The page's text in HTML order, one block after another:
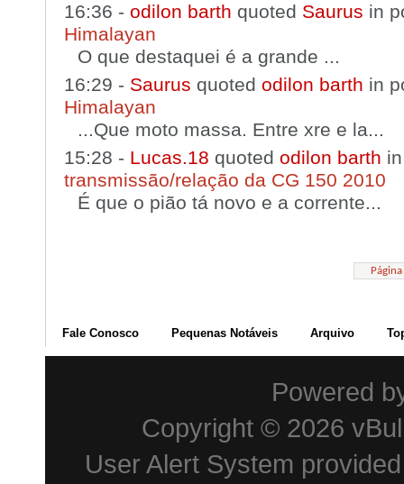
16:36 - odilon barth quoted Saurus in
Himalayan
O que destaquei é a grande ...
16:29 - Saurus quoted odilon barth in
Himalayan
...Que moto massa. Entre xre e la...
15:28 - Lucas.18 quoted odilon barth
transmissão/relação da CG 150 2010
É que o pião tá novo e a corrente...
Fale Conosco Pequenas Notáveis Arquivo
Powered
Copyright © 2026
User Alert System